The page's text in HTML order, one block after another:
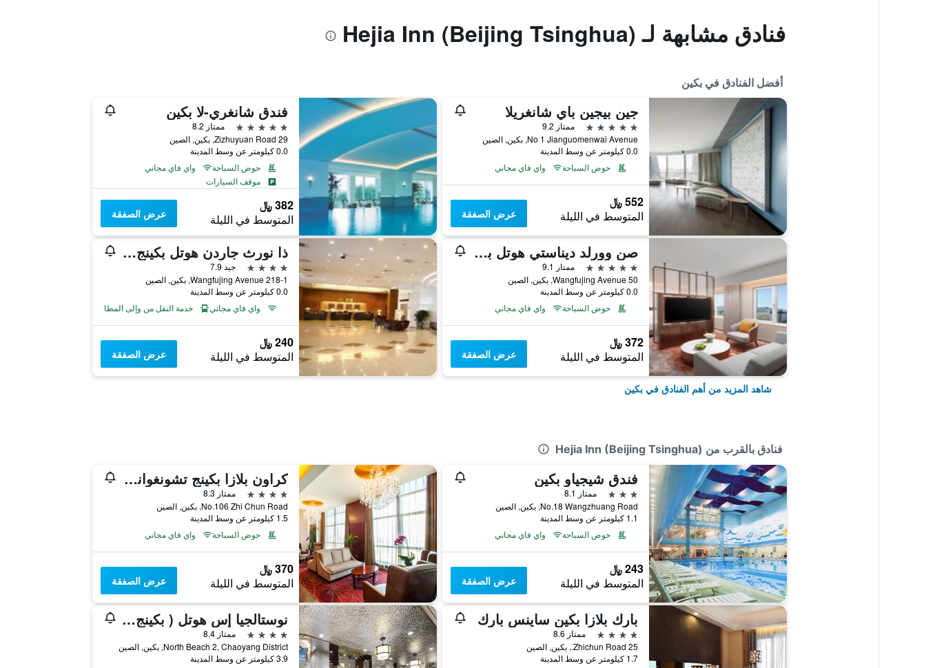
فنادق مشابهة لـ Hejia Inn (Beijing Tsinghua)
أفضل الفنادق في بكين
جين بيجين باي شانغريلا
5 نجوم
ممتاز 9.2
No 1 Jianguomenwai Avenue, بكين, الصين
0.0 كيلومتر عن وسط المدينة
حوض السباحة
واي فاي مجاني
552 ﷼
المتوسط في الليلة عرض الصفقة
فندق شانغري-لا بكين
5 نجوم
ممتاز 8.2
29 Zizhuyuan Road, بكين, الصين
0.0 كيلومتر عن وسط المدينة
حوض السباحة
واي فاي مجاني
موقف السيارات
382 ﷼
المتوسط في الليلة عرض الصفقة
صن وورلد ديناستي هوتل بكين وانج فوجينج
5 نجوم
ممتاز 9.1
50 Wangfujing Avenue, بكين, الصين
0.0 كيلومتر عن وسط المدينة
حوض السباحة
واي فاي مجاني
372 ﷼
المتوسط في الليلة عرض الصفقة
ذا نورث جاردن هوتل بكينج وانج فو جينج
4 نجوم
جيد 7.9
218-1 Wangfujing Avenue, بكين, الصين
0.0 كيلومتر عن وسط المدينة
واي فاي مجاني
خدمة النقل من وإلى المطار
240 ﷼
المتوسط في الليلة عرض الصفقة
شاهد المزيد من أهم الفنادق في بكين
فنادق بالقرب من Hejia Inn (Beijing Tsinghua)
فندق شيجياو بكين
3 نجوم
ممتاز 8.1
No.18 Wangzhuang Road, بكين, الصين
1.1 كيلومتر عن وسط المدينة
حوض السباحة
واي فاي مجاني
243 ﷼
المتوسط في الليلة عرض الصفقة
كراون بلازا بكينج تشونغوانكون باي آيتش جي
4 نجوم
ممتاز 8.3
No.106 Zhi Chun Road, بكين, الصين
1.5 كيلومتر عن وسط المدينة
حوض السباحة
واي فاي مجاني
370 ﷼
المتوسط في الليلة عرض الصفقة
بارك بلازا بكين ساينس بارك
4 نجوم
ممتاز 8.6
25 Zhichun Road., بكين, الصين
1.7 كيلومتر عن وسط المدينة
نوستالجيا إس هوتل ( بكينج ناشونال كونفينشن سنتر)
4 نجوم
ممتاز 8.4
North Beach 2, Chaoyang District, بكين, الصين
3.9 كيلومتر عن وسط المدينة